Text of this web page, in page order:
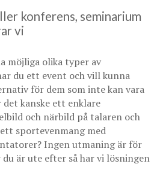
konferens, seminarium
vi
möjliga olika typer av
du ett event och vill kunna
för dem som inte kan vara
kanske ett enklare
och närbild på talaren och
sportevenmang med
Ingen utmaning är för
är ute efter så har vi lösningen